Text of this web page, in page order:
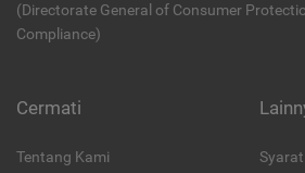
(Directorate General of Consumer
Compliance)
Cermati
Tentang Kami